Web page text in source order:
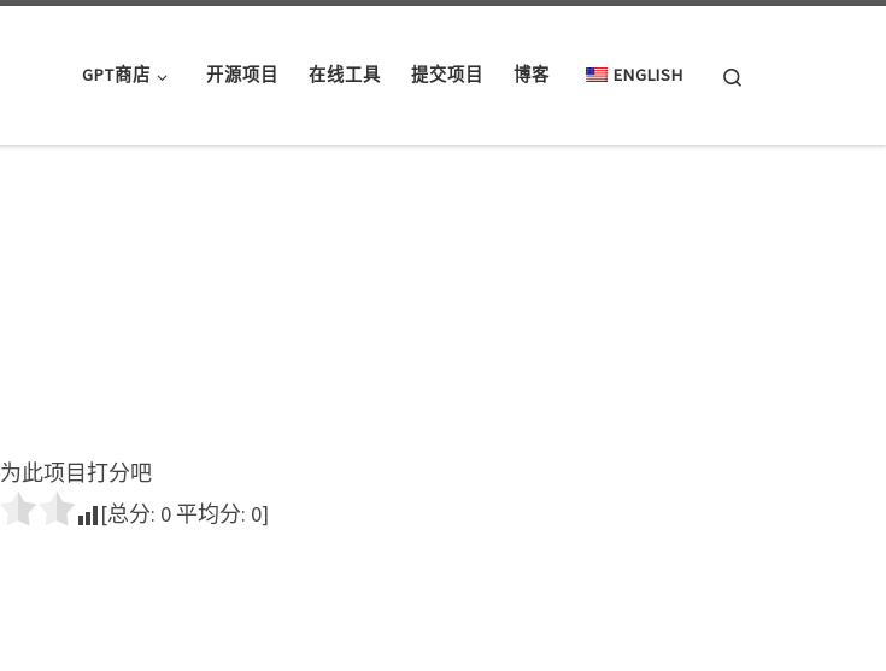
GPT商店 开源项目 在线工具 提交项目 博客 ENGLISH
为此项目打分吧
[总分: 0 平均分: 0]